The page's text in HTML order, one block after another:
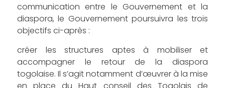
communication entre le Gouvernement et la
diaspora, le Gouvernement poursuivra les trois
objectifs ci-après :
créer les structures aptes à mobiliser et
accompagner le retour de la diaspora
togolaise. Il s’agit notamment d’œuvrer à la mise
en place du Haut conseil des Togolais de